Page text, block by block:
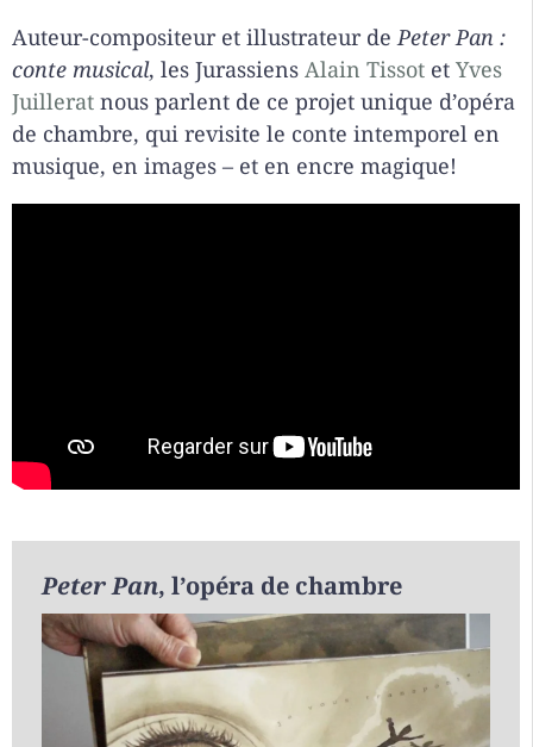
Auteur-compositeur et illustrateur dePeter Pan :
conte musical, les Jurassiens Alain Tissot et Yves
Juillerat nous parlent de ce projet unique d’opéra
de chambre, qui revisite le conte intemporel en
musique, en images – et en encre magique!
Peter Pan, l’opéra de chambre